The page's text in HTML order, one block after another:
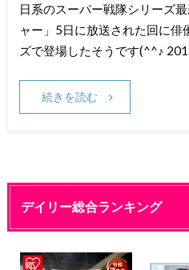
日系のスーパー戦隊シリーズ
ャー」5日に放送された回に俳
ズで登場したそうです(^^♪
続きを読む
デイリー総合ランキング